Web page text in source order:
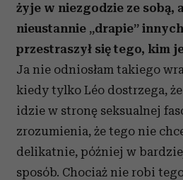
żyje w niezgodzie ze sobą,
nieustannie „drapie”
przestraszył się tego, kim
Ja nie odniosłam takiego
kiedy tylko Léo dostrzega,
idzie w stronę seksualnej
zrozumienia, że tego nie
delikatnie, później w
sposób. Chociaż nie robi